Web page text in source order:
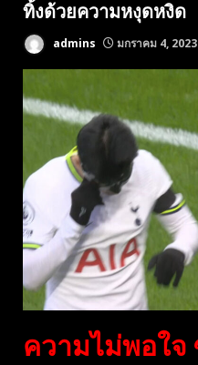
ทิ้งด้วยความหงุดหงิด
admins มกราคม 4, 2023
ความไม่พอใจ